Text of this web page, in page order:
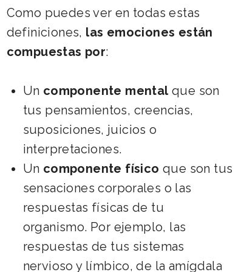
Como puedes ver en todas estas
definiciones, las emociones están
compuestas por:
Un componente mental que son
tus pensamientos, creencias,
suposiciones, juicios o
interpretaciones.
Un componente físico que son tus
sensaciones corporales o las
respuestas físicas de tu
organismo. Por ejemplo, las
respuestas de tus sistemas
nervioso y límbico, de la amígdala